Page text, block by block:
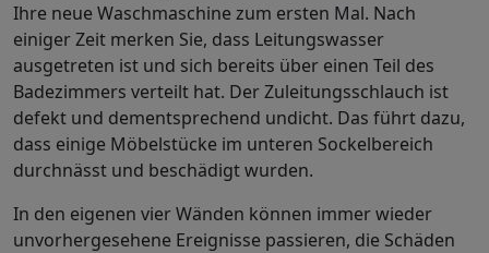
Ihre neue Waschmaschine zum ersten Mal. Nach
einiger Zeit merken Sie, dass Leitungswasser
ausgetreten ist und sich bereits über einen Teil des
Badezimmers verteilt hat. Der Zuleitungsschlauch ist
defekt und dementsprechend undicht. Das führt dazu,
dass einige Möbelstücke im unteren Sockelbereich
durchnässt und beschädigt wurden.
In den eigenen vier Wänden können immer wieder
unvorhergesehene Ereignisse passieren, die Schäden